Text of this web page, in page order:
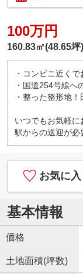
100万円
160.83㎡(48.65坪)
・コンビニ近く
・国道254号線へ
・整った整形地
いつでもお気軽に
駅からの送迎が必
お気に
基本情報
価格
土地面積(坪数)